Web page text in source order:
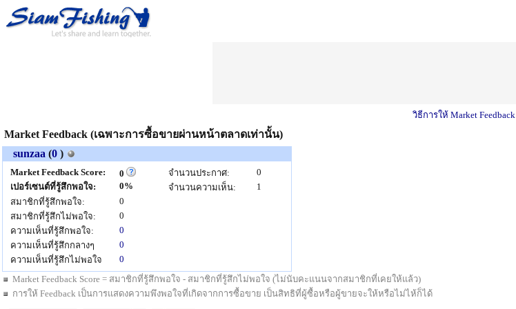
วิธีการให้ Market Feedback
Market Feedback (เฉพาะการซื้อขายผ่านหน้าตลาดเท่านั้น)
sunzaa (0 )
Market Feedback Score:
0
เปอร์เซนต์ที่รู้สึกพอใจ:
0%
สมาชิกที่รู้สึกพอใจ:
0
สมาชิกที่รู้สึกไม่พอใจ:
0
ความเห็นที่รู้สึกพอใจ:
0
ความเห็นที่รู้สึกกลางๆ
0
ความเห็นที่รู้สึกไม่พอใจ
0
จำนวนประกาศ:
0
จำนวนความเห็น:
1
Market Feedback Score = สมาชิกที่รู้สึกพอใจ - สมาชิกที่รู้สึกไม่พอใจ (ไม่นับคะแนนจากสมาชิกที่เคยให้แล้ว)
การให้ Feedback เป็นการแสดงความพึงพอใจที่เกิดจากการซื้อขาย เป็นสิทธิที่ผู้ซื้อหรือผู้ขายจะให้หรือไม่ไห้ก็ได้